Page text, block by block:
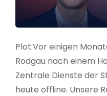
Plot:Vor einigen
Rodgau nach einem
Zentrale Dienste der
heute offline. Unsere